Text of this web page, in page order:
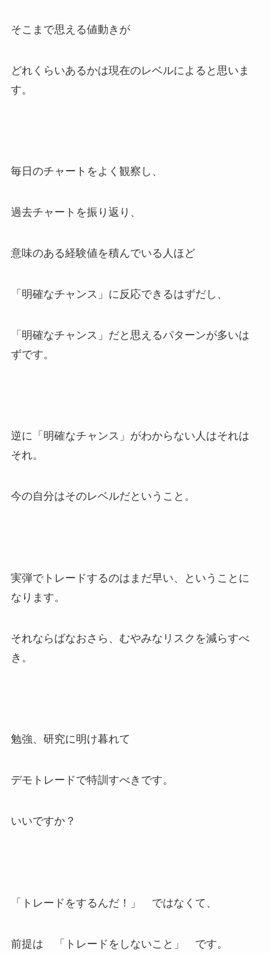
そこまで思える値動きが
どれくらいあるかは現在のレベルによると思いま
す。
毎日のチャートをよく観察し、
過去チャートを振り返り、
意味のある経験値を積んでいる人ほど
「明確なチャンス」に反応できるはずだし、
「明確なチャンス」だと思えるパターンが多いは
ずです。
逆に「明確なチャンス」がわからない人はそれは
それ。
今の自分はそのレベルだということ。
実弾でトレードするのはまだ早い、ということに
なります。
それならばなおさら、むやみなリスクを減らすべ
き。
勉強、研究に明け暮れて
デモトレードで特訓すべきです。
いいですか？
「トレードをするんだ！」 ではなくて、
前提は 「トレードをしないこと」 です。